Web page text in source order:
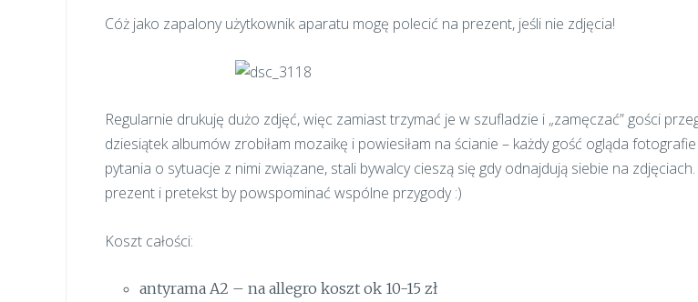
Cóż jako zapalony użytkownik aparatu mogę polecić na prezent, jeśli nie zdjęcia!
Regularnie drukuję dużo zdjęć, więc zamiast trzymać je w szufladzie i „zamęczać” gości
dziesiątek albumów zrobiłam mozaikę i powiesiłam na ścianie – każdy gość ogląda
pytania o sytuacje z nimi związane, stali bywalcy cieszą się gdy odnajdują siebie na
prezent i pretekst by powspominać wspólne przygody :)
Koszt całości:
antyrama A2 – na allegro koszt ok 10-15 zł